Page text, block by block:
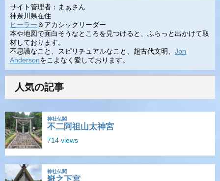
サイト管理者：まぁさん
神奈川県在住
ヒーラー ＆アカシックリーダー
本や地図で面白そうなところを見つけると、ふらっと出かけて取
材しております。
不思議なこと、スピリチュアルなこと、超古代文明、 Jon
Andersonをこよなく愛しております。
人気の記事